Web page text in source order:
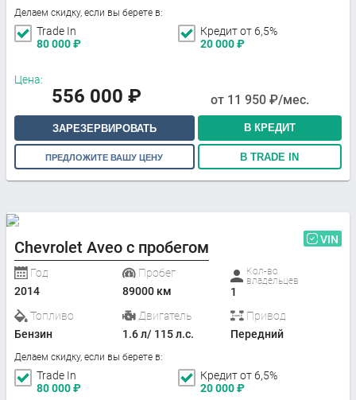
Делаем скидку, если вы берете в:
Trade In
80 000₽
Кредит от 6,5%
20 000₽
Цена:
556 000 ₽ от 11 950 ₽/мес.
ЗАРЕЗЕРВИРОВАТЬ В КРЕДИТ
ПРЕДЛОЖИТЕ ВАШУ ЦЕНУ В TRADE IN
Chevrolet Aveo с пробегом VIN
Год
2014
Пробег
89000 км
Кол-во
владельцев
1
Топливо
Бензин
Двигатель
1.6 л/ 115 л.с.
Привод
Передний
Делаем скидку, если вы берете в:
Trade In
80 000₽
Кредит от 6,5%
20 000₽